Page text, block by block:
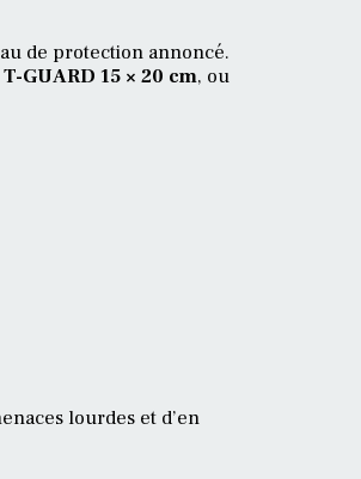
de protection annoncé.
T-GUARD 15 × 20 cm, ou
lourdes et d’en